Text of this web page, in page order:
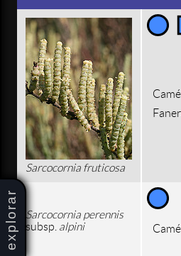
explorar
Sarcocornia fruticosa
Sarcocornia perennis
subsp. alpini